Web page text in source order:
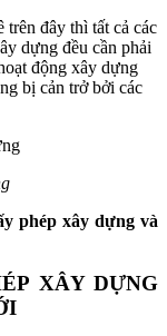
đây thì tất cả các
dựng đều cần phải
động xây dựng
bị cản trở bởi các
phép xây dựng và
XÂY DỰNG